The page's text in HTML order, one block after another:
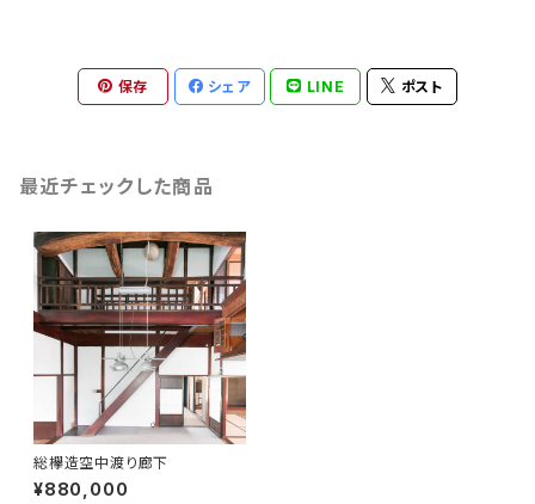
保存 シェア LINE ポスト
最近チェックした商品
総欅造空中渡り廊下
¥880,000